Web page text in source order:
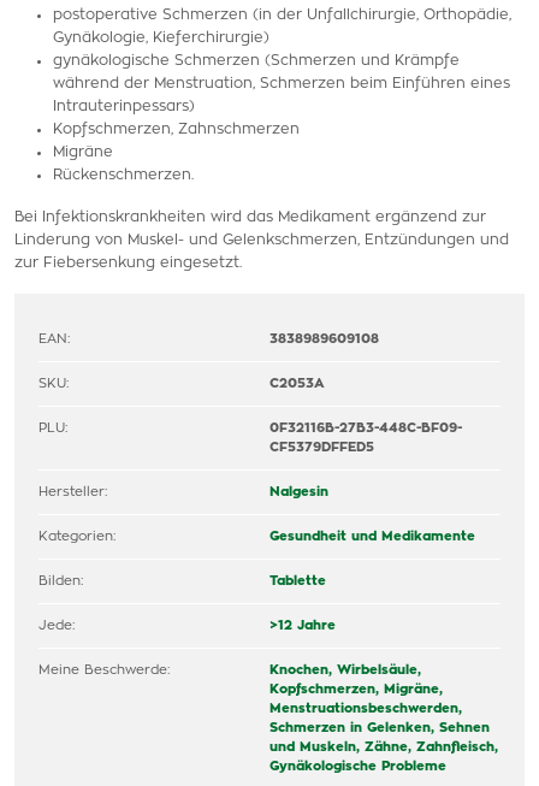
postoperative Schmerzen (in der Unfallchirurgie, Orthopädie,
Gynäkologie, Kieferchirurgie)
gynäkologische Schmerzen (Schmerzen und Krämpfe
während der Menstruation, Schmerzen beim Einführen eines
Intrauterinpessars)
Kopfschmerzen, Zahnschmerzen
Migräne
Rückenschmerzen.
Bei Infektionskrankheiten wird das Medikament ergänzend zur
Linderung von Muskel- und Gelenkschmerzen, Entzündungen und
zur Fiebersenkung eingesetzt.
EAN: 3838989609108
SKU: C2053A
PLU:
0F32116B-27B3-448C-BF09-
CF5379DFFED5
Hersteller: Nalgesin
Kategorien: Gesundheit und Medikamente
Bilden: Tablette
Jede: >12 Jahre
Meine Beschwerde:
Knochen, Wirbelsäule,
Kopfschmerzen, Migräne,
Menstruationsbeschwerden,
Schmerzen in Gelenken, Sehnen
und Muskeln, Zähne, Zahnfleisch,
Gynäkologische Probleme